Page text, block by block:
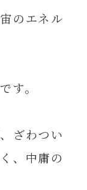
のエネル
す。
ざわつい
、中庸の